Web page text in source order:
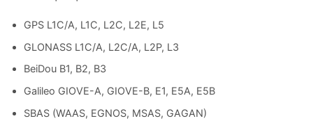
GPS L1C/A, L1C, L2C, L2E, L5
GLONASS L1C/A, L2C/A, L2P, L3
BeiDou B1, B2, B3
Galileo GIOVE-A, GIOVE-B, E1, E5A, E5B
SBAS (WAAS, EGNOS, MSAS, GAGAN)